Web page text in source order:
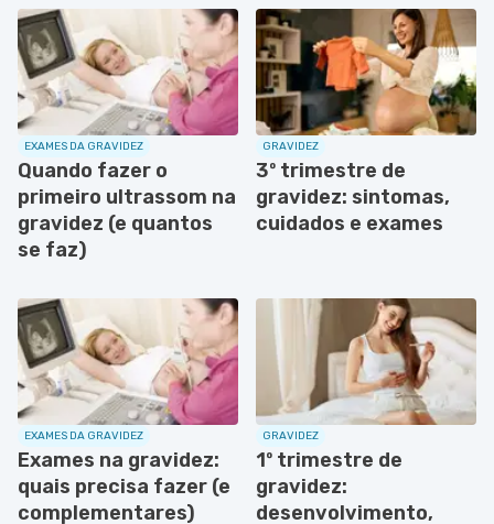
EXAMES DA GRAVIDEZ
Quando fazer o
primeiro ultrassom na
gravidez (e quantos
se faz)
GRAVIDEZ
3º trimestre de
gravidez: sintomas,
cuidados e exames
EXAMES DA GRAVIDEZ
Exames na gravidez:
quais precisa fazer (e
complementares)
GRAVIDEZ
1º trimestre de
gravidez:
desenvolvimento,